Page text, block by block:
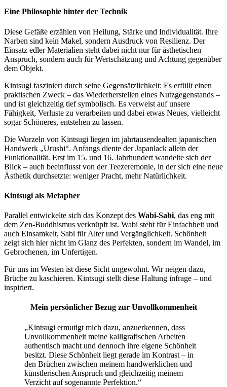
Eine Philosophie hinter der Technik
Diese Gefäße erzählen von Heilung, Stärke und Individualität. Ihre
Narben sind kein Makel, sondern Ausdruck von Resilienz. Der
Einsatz edler Materialien steht dabei nicht nur für ästhetischen
Anspruch, sondern auch für Wertschätzung und Achtung gegenüber
dem Objekt.
Kintsugi fasziniert durch seine Gegensätzlichkeit: Es erfüllt einen
praktischen Zweck – das Wiederherstellen eines Nutzgegenstands –
und ist gleichzeitig tief symbolisch. Es verweist auf unsere
Fähigkeit, Verluste zu verarbeiten und dabei etwas Neues, vielleicht
sogar Schöneres, entstehen zu lassen.
Die Wurzeln von Kintsugi liegen im jahrtausendealten japanischen
Handwerk „Urushi“. Anfangs diente der Japanlack allein der
Funktionalität. Erst im 15. und 16. Jahrhundert wandelte sich der
Blick – auch beeinflusst von der Teezeremonie, in der sich eine neue
Ästhetik durchsetzte: weniger Pracht, mehr Natürlichkeit.
Kintsugi als Metapher
Parallel entwickelte sich das Konzept des Wabi-Sabi, das eng mit
dem Zen-Buddhismus verknüpft ist. Wabi steht für Einfachheit und
auch Einsamkeit, Sabi für Alter und Vergänglichkeit. Schönheit
zeigt sich hier nicht im Glanz des Perfekten, sondern im Wandel, im
Gebrochenen, im Unfertigen.
Für uns im Westen ist diese Sicht ungewohnt. Wir neigen dazu,
Brüche zu kaschieren. Kintsugi stellt diese Haltung infrage – und
inspiriert.
Mein persönlicher Bezug zur Unvollkommenheit
„Kintsugi ermutigt mich dazu, anzuerkennen, dass
Unvollkommenheit meine kalligrafischen Arbeiten
authentisch macht und dennoch ihre eigene Schönheit
besitzt. Diese Schönheit liegt gerade im Kontrast – in
den Brüchen zwischen meinem handwerklichen und
künstlerischen Anspruch und gleichzeitig meinem
Verzicht auf sogenannte Perfektion.“